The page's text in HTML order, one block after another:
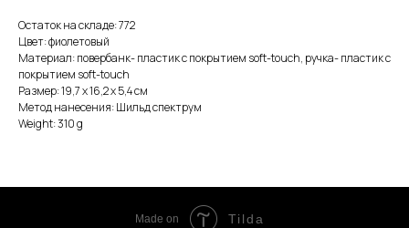
Остаток на складе: 772
Цвет: фиолетовый
Материал: повербанк- пластик с покрытием soft-touch, ручка- пластик с
покрытием soft-touch
Размер: 19,7 х 16,2 х 5,4 см
Метод нанесения: Шильд спектрум
Weight: 310 g
Made on Tilda